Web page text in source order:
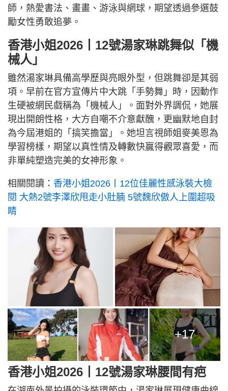
師，熱愛書法、畫畫、游泳與網球，期望透過參選鼓
勵女性勇敢追夢。
香港小姐2026丨12號湯家琳跳舞似「機
械人」
雖然湯家琳具備高學歷與亮眼外型，但跳舞卻是其弱
項。早前在官方宣傳片中大跳「手勢舞」時，因動作
生硬被網民戲稱為「機械人」。面對外界調侃，她展
現出開朗性格，大方自嘲不介意獻醜，更幽默地自封
為今屆港姐的「搞笑擔當」。她坦言視師姐麥美恩為
學習榜樣，期望以真性情及轉數快贏得觀眾喜愛，而
非單純塑造完美的女神形象。
相關閱讀： 香港小姐2026丨12位佳麗性感泳裝大檢
閱 大熱2號李澤欣甩走小肚腩 5號魏欣傲人上圍超吸
睛
+17
香港小姐2026丨12號湯家琳腰間有疤